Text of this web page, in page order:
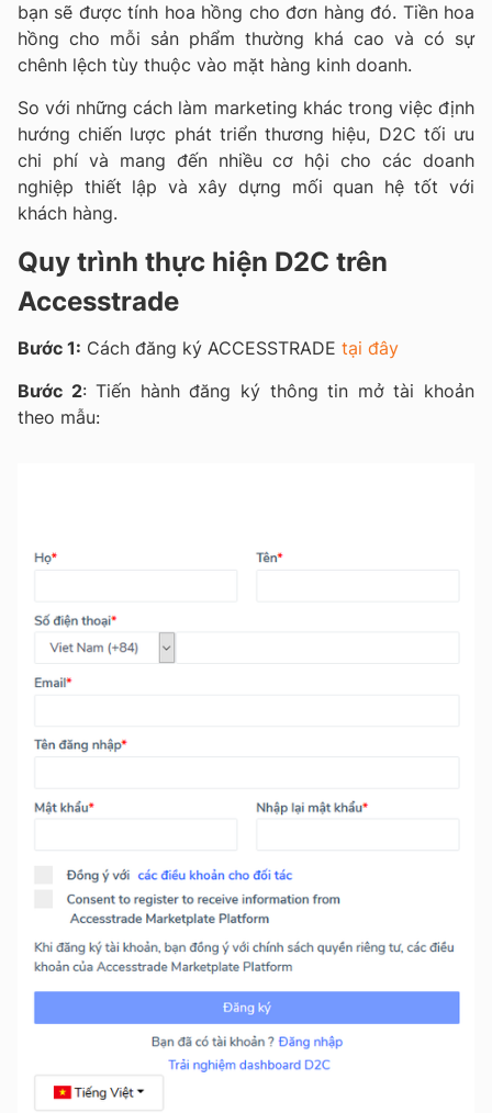
bạn sẽ được tính hoa hồng cho đơn hàng đó. Tiền hoa
hồng cho mỗi sản phẩm thường khá cao và có sự
chênh lệch tùy thuộc vào mặt hàng kinh doanh.
So với những cách làm marketing khác trong việc định
hướng chiến lược phát triển thương hiệu, D2C tối ưu
chi phí và mang đến nhiều cơ hội cho các doanh
nghiệp thiết lập và xây dựng mối quan hệ tốt với
khách hàng.
Quy trình thực hiện D2C trên
Accesstrade
Bước 1: Cách đăng ký ACCESSTRADE tại đây
Bước 2: Tiến hành đăng ký thông tin mở tài khoản
theo mẫu: